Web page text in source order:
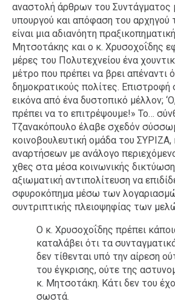
αναστολή άρθρων του Συντάγματος
υπουργού και απόφαση του αρχηγού
είναι μια αδιανόητη
Μητσοτάκης και ο κ. Χρυσοχοΐδης
μέρες του Πολυτεχνείου ένα
μέτρο που πρέπει να βρει απέναντι
δημοκρατικούς πολίτες.
εικόνα από ένα δυστοπικό μέλλον;
πρέπει να το επιτρέψουμε!» Το…
Τζανακόπουλο έλαβε σχεδόν
κοινοβουλευτική ομάδα του
αναρτήσεων με ανάλογο
χθες στα μέσα κοινωνικής
αξιωματική αντιπολίτευση να
σφυροκόπημα μέσω των
συντριπτικής πλειοψηφίας των
Ο κ. Χρυσοχοΐδης πρέπει
καταλάβει ότι τα
δεν τίθενται υπό την αίρεση
του έγκρισης, ούτε της
κ. Μητσοτάκη. Κάτι δεν του
σωστά.